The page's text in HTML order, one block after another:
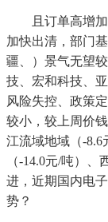
且订单高增加
加快出清，部门
疆、）景气无望
技、宏和科技、
风险失控、政策
较小，较上周价
江流域地域（-8.6
（-14.0元/吨）
进，近期国内电
势？